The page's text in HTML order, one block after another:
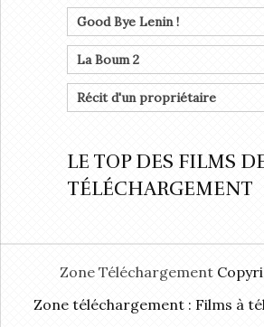
Good Bye Lenin !
La Boum 2
Récit d'un propriétaire
LE TOP DES FILMS
TÉLÉCHARGEMENT
Zone Téléchargement
Zone téléchargement : Films à